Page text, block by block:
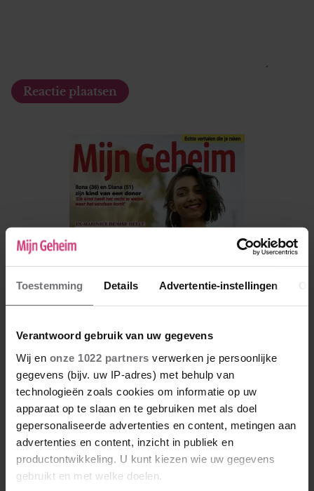
Toestemming Details Advertentie-instellingen
Verantwoord gebruik van uw gegevens
Wij en onze 1022 partners verwerken je persoonlijke
gegevens (bijv. uw IP-adres) met behulp van
technologieën zoals cookies om informatie op uw
apparaat op te slaan en te gebruiken met als doel
gepersonaliseerde advertenties en content, metingen aan
advertenties en content, inzicht in publiek en
productontwikkeling. U kunt kiezen wie uw gegevens
gebruikt en met welke doelen.
De nieuwe Mijn Geheim ligt nu in de winkel
Abonneren
Digitaal lezen
Los kopen